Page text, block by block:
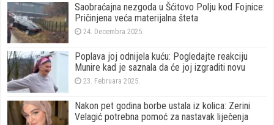
Saobraćajna nezgoda u Šćitovo Polju kod Fojnice:
Pričinjena veća materijalna šteta
24. Decembra 2025.
Poplava joj odnijela kuću: Pogledajte reakciju
Munire kad je saznala da će joj izgraditi novu
23. Februara 2025.
Nakon pet godina borbe ustala iz kolica: Zerini
Velagić potrebna pomoć za nastavak liječenja